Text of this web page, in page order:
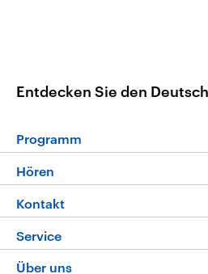
Entdecken Sie den
Programm
Die Nachrichten
Nachrichtenleicht
Neue Beiträge auf dlf.de
Hören
Livestream
Podcasts
Kontakt
Service
FAQ
Über uns